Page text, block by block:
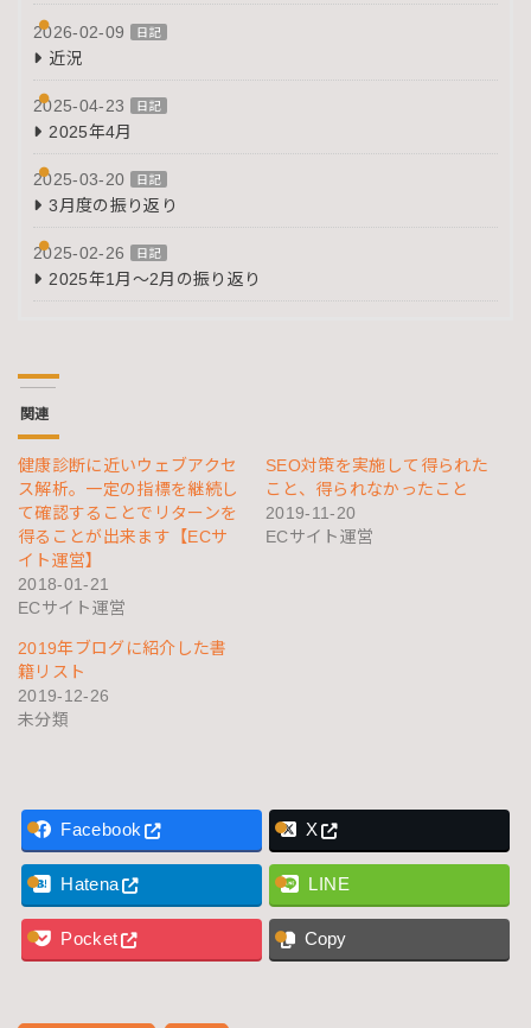
2026-02-09 日記
近況
2025-04-23 日記
2025年4月
2025-03-20 日記
3月度の振り返り
2025-02-26 日記
2025年1月～2月の振り返り
関連
健康診断に近いウェブアクセ
ス解析。一定の指標を継続し
て確認することでリターンを
得ることが出来ます【ECサ
イト運営】
2018-01-21
ECサイト運営
SEO対策を実施して得られた
こと、得られなかったこと
2019-11-20
ECサイト運営
2019年ブログに紹介した書
籍リスト
2019-12-26
未分類
Facebook X
Hatena LINE
Pocket Copy